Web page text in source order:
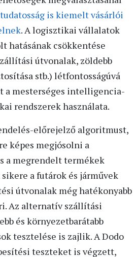
is kiemelt vásárlói
. A logisztikai vállalatok
hatásának csökkentése
útvonalak, zöldebb
stb.) létfontosságúvá
mesterséges intelligencia-
rendszerek használata.
előrejelző algoritmust,
képes megjósolni a
a megrendelt termékek
a futárok és járművek
útvonalak még hatékonyabb
Az alternatív szállítási
és környezetbarátabb
tesztelése is zajlik. A Dodo
teszteket is végzett,